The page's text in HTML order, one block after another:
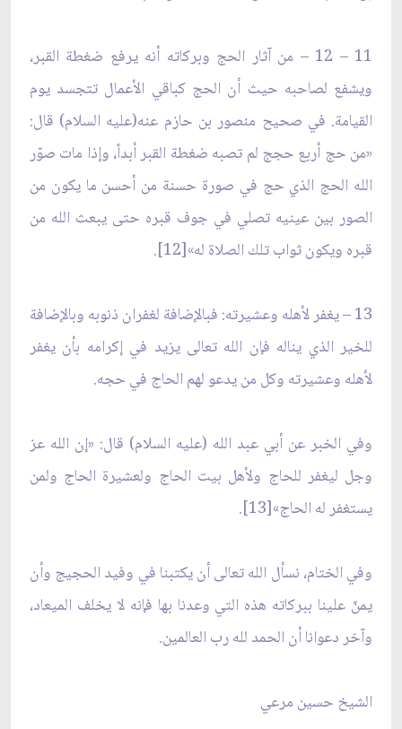
11 – 12 – من آثار الحج وبركاته أنه يرفع ضغطة القبر،
ويشفع لصاحبه حيث أن الحج كباقي الأعمال تتجسد يوم
القيامة. في صحيح منصور بن حازم عنه(عليه السلام) قال:
«من حج أربع حجج لم تصبه ضغطة القبر أبداً، وإذا مات صوّر
الله الحج الذي حج في صورة حسنة من أحسن ما يكون من
الصور بين عينيه تصلي في جوف قبره حتى يبعث الله من
قبره ويكون ثواب تلك الصلاة له»[12].
13 – يغفر لأهله وعشيرته: فبالإضافة لغفران ذنوبه وبالإضافة
للخير الذي يناله فإن الله تعالى يزيد في إكرامه بأن يغفر
لأهله وعشيرته وكل من يدعو لهم الحاج في حجه.
وفي الخبر عن أبي عبد الله (عليه السلام) قال: «إن الله عز
وجل ليغفر للحاج ولأهل بيت الحاج ولعشيرة الحاج ولمن
يستغفر له الحاج»[13].
وفي الختام، نسأل الله تعالى أن يكتبنا في وفيد الحجيج وأن
يمنّ علينا ببركاته هذه التي وعدنا بها فإنه لا يخلف الميعاد،
وآخر دعوانا أن الحمد لله رب العالمين.
الشيخ حسين مرعي